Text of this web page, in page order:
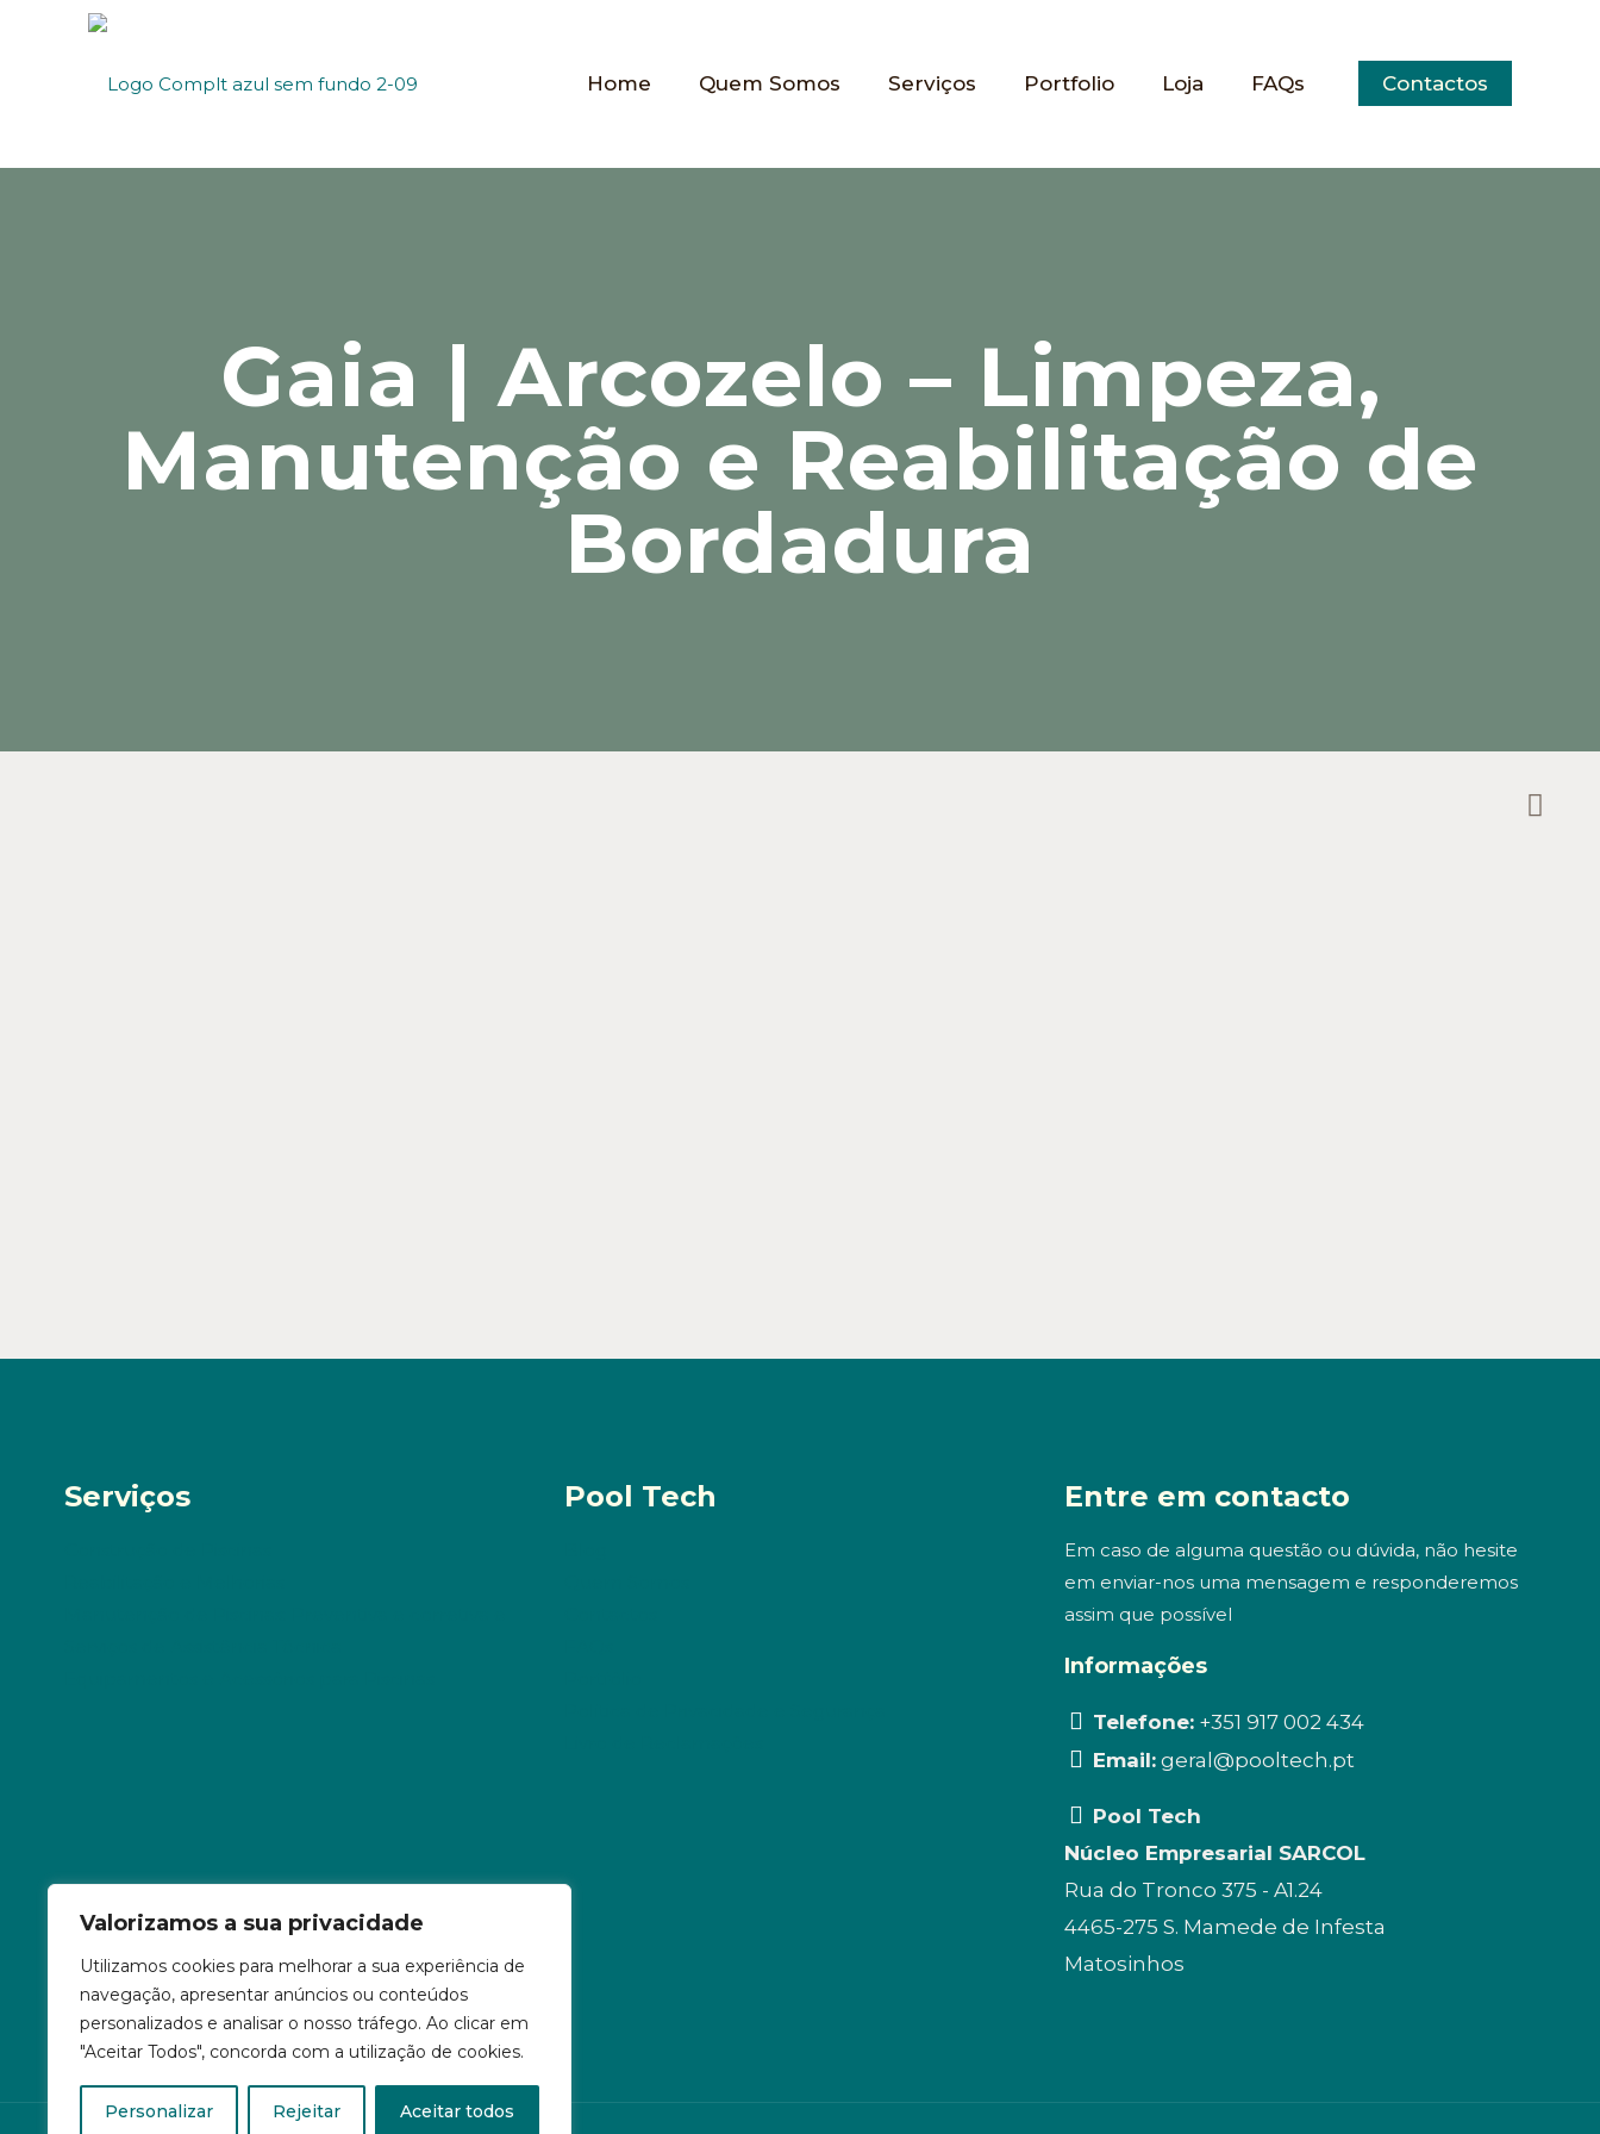
Valorizamos a sua privacidade
Utilizamos cookies para melhorar a sua experiência de
navegação, apresentar anúncios ou conteúdos
personalizados e analisar o nosso tráfego. Ao clicar em
"Aceitar Todos", concorda com a utilização de cookies.
Personalizar Rejeitar Aceitar todos
Home Quem Somos Serviços Portfolio Loja FAQs Contactos
Gaia | Arcozelo – Limpeza,
Manutenção e Reabilitação de
Bordadura
Serviços Pool Tech Entre em contacto
Em caso de alguma questão ou dúvida, não hesite
em enviar-nos uma mensagem e responderemos
assim que possível
Informações
Telefone:+351 917 002 434
Email:geral@pooltech.pt
Pool Tech
Núcleo Empresarial SARCOL
Rua do Tronco 375 - A1.24
4465-275 S. Mamede de Infesta
Matosinhos